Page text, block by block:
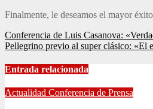
Finalmente, le deseamos el mayor
Navegación
de
entradas
Conferencia de Luis Casanova:
Pellegrino previo al super clásico: «El
Entrada relacionada
Actualidad Conferencia de Prensa